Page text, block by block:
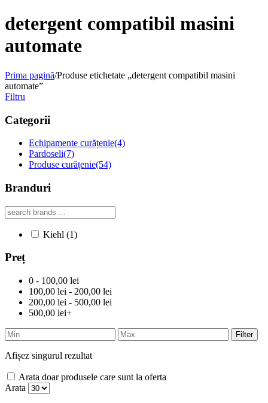
detergent compatibil masini
automate
Prima pagină/Produse etichetate „detergent compatibil masini
automate”
Filtru
Categorii
Echipamente curățenie(4)
Pardoseli(7)
Produse curățenie(54)
Branduri
Kiehl (1)
Preț
0 - 100,00 lei
100,00 lei - 200,00 lei
200,00 lei - 500,00 lei
500,00 lei+
Filter
Afișez singurul rezultat
Arata doar produsele care sunt la oferta
Arata